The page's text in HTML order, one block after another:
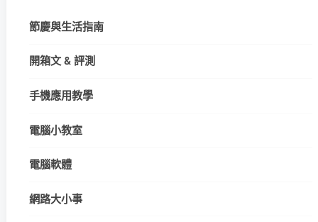
節慶與生活指南
開箱文 & 評測
手機應用教學
電腦小教室
電腦軟體
網路大小事